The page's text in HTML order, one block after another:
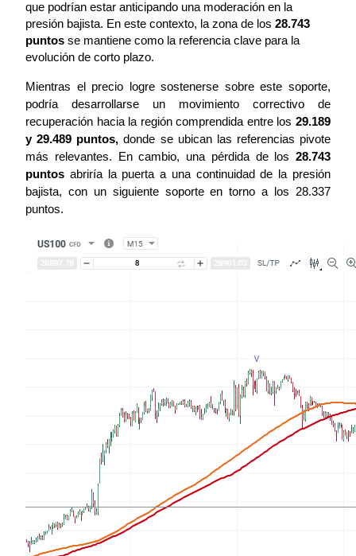
que podrían estar anticipando una moderación en la
presión bajista. En este contexto, la zona de los 28.743
puntos se mantiene como la referencia clave para la
evolución de corto plazo.
Mientras el precio logre sostenerse sobre este soporte,
podría desarrollarse un movimiento correctivo de
recuperación hacia la región comprendida entre los 29.189
y 29.489 puntos, donde se ubican las referencias pivote
más relevantes. En cambio, una pérdida de los 28.743
puntos abriría la puerta a una continuidad de la presión
bajista, con un siguiente soporte en torno a los 28.337
puntos.